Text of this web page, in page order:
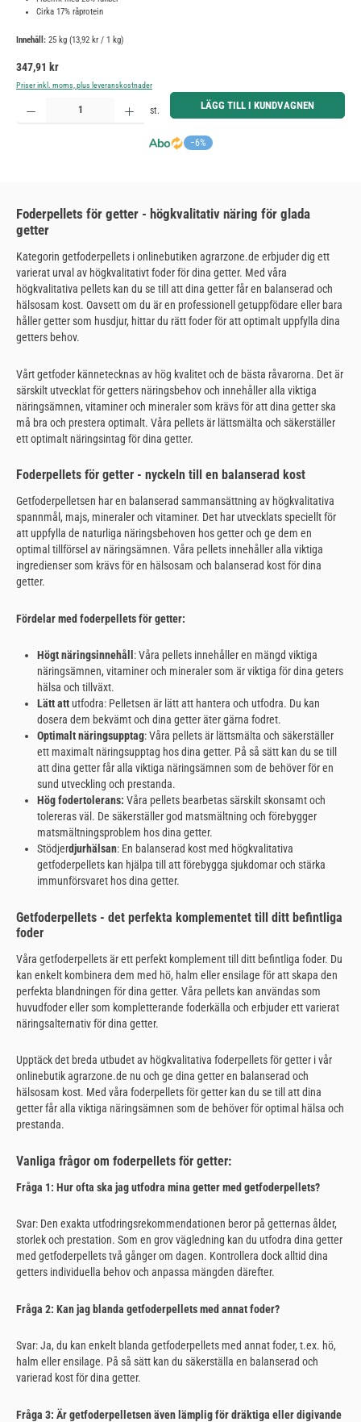
Cirka 17% råprotein
Innehåll: 25 kg (13,92 kr / 1 kg)
Ordinarie pris:
347,91 kr
Priser inkl. moms, plus leveranskostnader
−6%
Produktkvantitet: Ange önskat belopp eller använd knapparna för att öka eller minska kvantiteten.
st. LÄGG TILL I KUNDVAGNEN
Foderpellets för getter - högkvalitativ näring för glada
getter
Kategorin getfoderpellets i onlinebutiken agrarzone.de erbjuder dig ett
varierat urval av högkvalitativt foder för dina getter. Med våra
högkvalitativa pellets kan du se till att dina getter får en balanserad och
hälsosam kost. Oavsett om du är en professionell getuppfödare eller bara
håller getter som husdjur, hittar du rätt foder för att optimalt uppfylla dina
getters behov.
Vårt getfoder kännetecknas av hög kvalitet och de bästa råvarorna. Det är
särskilt utvecklat för getters näringsbehov och innehåller alla viktiga
näringsämnen, vitaminer och mineraler som krävs för att dina getter ska
må bra och prestera optimalt. Våra pellets är lättsmälta och säkerställer
ett optimalt näringsintag för dina getter.
Foderpellets för getter - nyckeln till en balanserad kost
Getfoderpelletsen har en balanserad sammansättning av högkvalitativa
spannmål, majs, mineraler och vitaminer. Det har utvecklats speciellt för
att uppfylla de naturliga näringsbehoven hos getter och ge dem en
optimal tillförsel av näringsämnen. Våra pellets innehåller alla viktiga
ingredienser som krävs för en hälsosam och balanserad kost för dina
getter.
Fördelar med foderpellets för getter:
Högt näringsinnehåll : Våra pellets innehåller en mängd viktiga
näringsämnen, vitaminer och mineraler som är viktiga för dina geters
hälsa och tillväxt.
Lätt attutfodra: Pelletsen är lätt att hantera och utfodra. Du kan
dosera dem bekvämt och dina getter äter gärna fodret.
Optimalt näringsupptag: Våra pellets är lättsmälta och säkerställer
ett maximalt näringsupptag hos dina getter. På så sätt kan du se till
att dina getter får alla viktiga näringsämnen som de behöver för en
sund utveckling och prestanda.
Hög fodertolerans: Våra pellets bearbetas särskilt skonsamt och
tolereras väl. De säkerställer god matsmältning och förebygger
matsmältningsproblem hos dina getter.
Stödjerdjurhälsan: En balanserad kost med högkvalitativa
getfoderpellets kan hjälpa till att förebygga sjukdomar och stärka
immunförsvaret hos dina getter.
Getfoderpellets - det perfekta komplementet till ditt befintliga
foder
Våra getfoderpellets är ett perfekt komplement till ditt befintliga foder. Du
kan enkelt kombinera dem med hö, halm eller ensilage för att skapa den
perfekta blandningen för dina getter. Våra pellets kan användas som
huvudfoder eller som kompletterande foderkälla och erbjuder ett varierat
näringsalternativ för dina getter.
Upptäck det breda utbudet av högkvalitativa foderpellets för getter i vår
onlinebutik agrarzone.de nu och ge dina getter en balanserad och
hälsosam kost. Med våra foderpellets för getter kan du se till att dina
getter får alla viktiga näringsämnen som de behöver för optimal hälsa och
prestanda.
Vanliga frågor om foderpellets för getter:
Fråga 1: Hur ofta ska jag utfodra mina getter med getfoderpellets?
Svar: Den exakta utfodringsrekommendationen beror på getternas ålder,
storlek och prestation. Som en grov vägledning kan du utfodra dina getter
med getfoderpellets två gånger om dagen. Kontrollera dock alltid dina
getters individuella behov och anpassa mängden därefter.
Fråga 2: Kan jag blanda getfoderpellets med annat foder?
Svar: Ja, du kan enkelt blanda getfoderpellets med annat foder, t.ex. hö,
halm eller ensilage. På så sätt kan du säkerställa en balanserad och
varierad kost för dina getter.
Fråga 3: Är getfoderpelletsen även lämplig för dräktiga eller digivande